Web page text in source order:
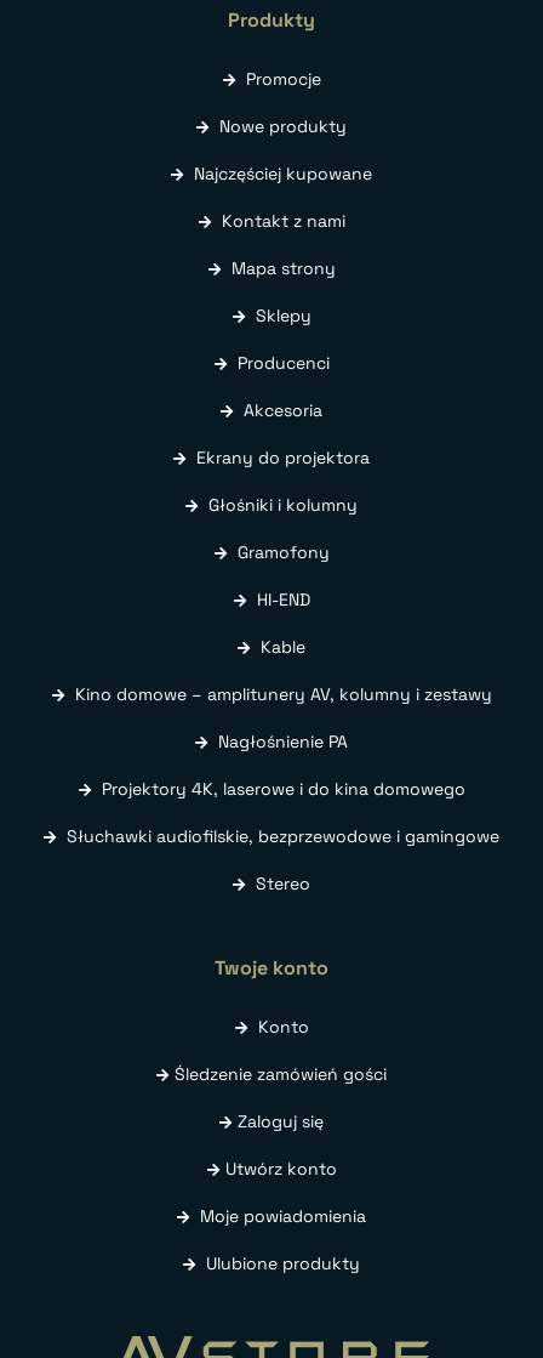
Produkty
Promocje
Nowe produkty
Najczęściej kupowane
Kontakt z nami
Mapa strony
Sklepy
Producenci
Akcesoria
Ekrany do projektora
Głośniki i kolumny
Gramofony
HI-END
Kable
Kino domowe – amplitunery AV, kolumny i zestawy
Nagłośnienie PA
Projektory 4K, laserowe i do kina domowego
Słuchawki audiofilskie, bezprzewodowe i gamingowe
Stereo
Twoje konto
Konto
Śledzenie zamówień gości
Zaloguj się
Utwórz konto
Moje powiadomienia
Ulubione produkty